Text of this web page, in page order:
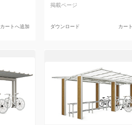
カートへ追加
掲載ページ
ダウンロード カー